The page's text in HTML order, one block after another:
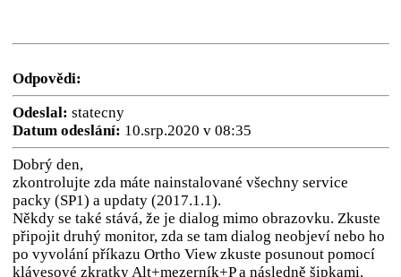
Odpovědi:
Odeslal: statecny
Datum odeslání: 10.srp.2020 v 08:35
Dobrý den,
zkontrolujte zda máte nainstalované všechny service
packy (SP1) a updaty (2017.1.1).
Někdy se také stává, že je dialog mimo obrazovku. Zkuste
připojit druhý monitor, zda se tam dialog neobjeví nebo ho
po vyvolání příkazu Ortho View zkuste posunout pomocí
klávesové zkratky Alt+mezerník+P a následně šipkami.